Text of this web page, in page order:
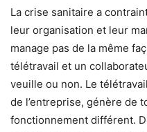
La crise sanitaire a
leur organisation et leur
manage pas de la même
télétravail et un
veuille ou non. Le
de l’entreprise, génère de
fonctionnement différent.